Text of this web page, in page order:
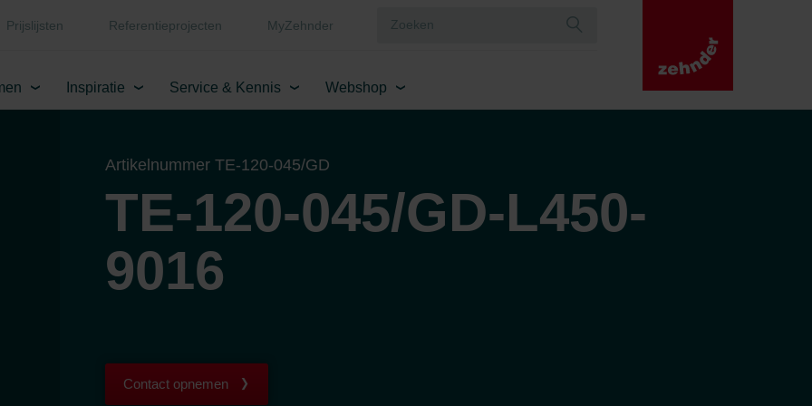
Prijslijsten Referentieprojecten MyZehnder
Inspiratie Service & Kennis Webshop
Artikelnummer TE-120-045/GD
TE-120-045/GD-L450-
9016
Contact opnemen